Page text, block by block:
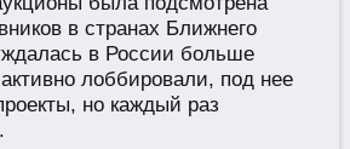
в странах Ближнего
в России больше
лоббировали, под нее
но каждый раз